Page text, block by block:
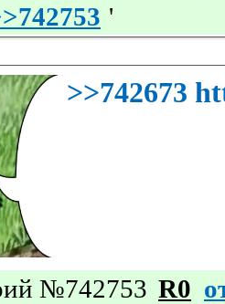
'
>>742673
№742753 R0